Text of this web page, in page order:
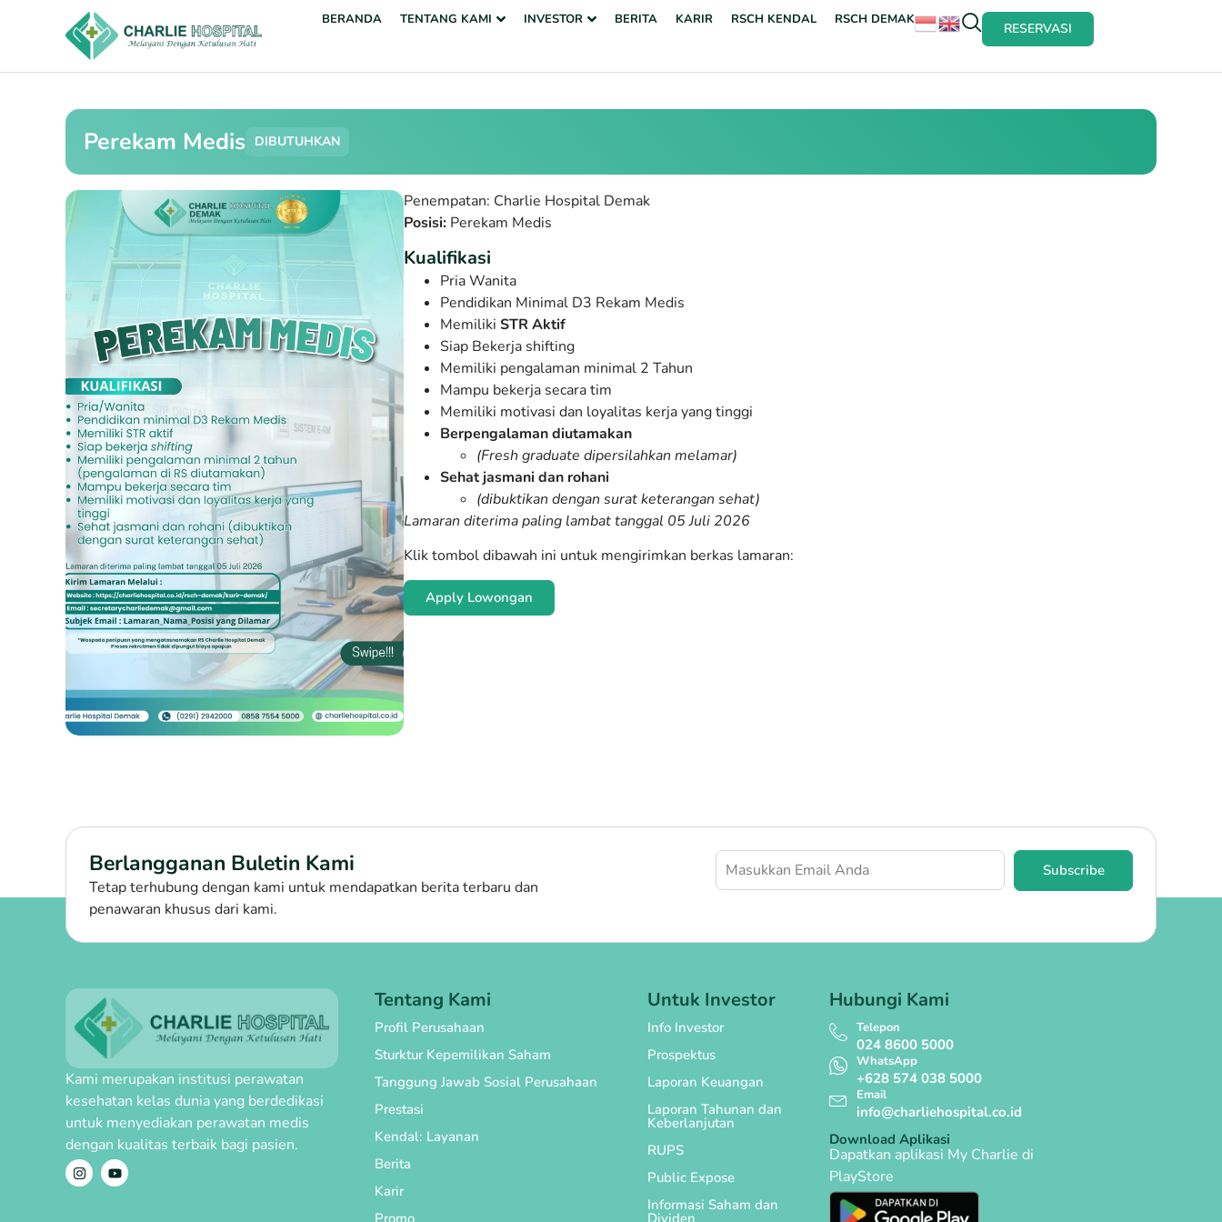
BERANDA TENTANG KAMI INVESTOR BERITA KARIR RSCH KENDAL RSCH DEMAK
RESERVASI
Perekam Medis DIBUTUHKAN
Penempatan: Charlie Hospital Demak
Posisi: Perekam Medis
Kualifikasi
Pria Wanita
Pendidikan Minimal D3 Rekam Medis
MemilikiSTR Aktif
Siap Bekerja shifting
Memiliki pengalaman minimal 2 Tahun
Mampu bekerja secara tim
Memiliki motivasi dan loyalitas kerja yang tinggi
Berpengalaman diutamakan
(Fresh graduate dipersilahkan melamar)
Sehat jasmani dan rohani
(dibuktikan dengan surat keterangan sehat)
Lamaran diterima paling lambat tanggal 05 Juli 2026
Klik tombol dibawah ini untuk mengirimkan berkas lamaran:
Apply Lowongan
Berlangganan Buletin Kami
Tetap terhubung dengan kami untuk mendapatkan berita terbaru dan
penawaran khusus dari kami.
Subscribe
Kami merupakan institusi perawatan
kesehatan kelas dunia yang berdedikasi
untuk menyediakan perawatan medis
dengan kualitas terbaik bagi pasien.
Tentang Kami
Profil Perusahaan
Sturktur Kepemilikan Saham
Tanggung Jawab Sosial Perusahaan
Prestasi
Kendal: Layanan
Berita
Karir
Promo
Untuk Investor
Info Investor
Prospektus
Laporan Keuangan
Laporan Tahunan dan
Keberlanjutan
RUPS
Public Expose
Informasi Saham dan
Dividen
Hubungi Kami
Telepon
024 8600 5000
WhatsApp
+628 574 038 5000
Email
info@charliehospital.co.id
Download Aplikasi
Dapatkan aplikasi My Charlie di
PlayStore